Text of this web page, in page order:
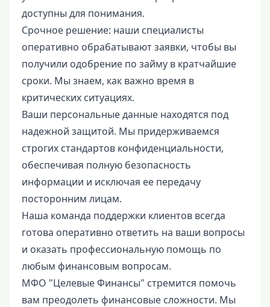
доступны для понимания.
Срочное решение: наши специалисты
оперативно обрабатывают заявки, чтобы вы
получили одобрение по займу в кратчайшие
сроки. Мы знаем, как важно время в
критических ситуациях.
Ваши персональные данные находятся под
надежной защитой. Мы придерживаемся
строгих стандартов конфиденциальности,
обеспечивая полную безопасность
информации и исключая ее передачу
посторонним лицам.
Наша команда поддержки клиентов всегда
готова оперативно ответить на ваши вопросы
и оказать профессиональную помощь по
любым финансовым вопросам.
МФО "Целевые Финансы" стремится помочь
вам преодолеть финансовые сложности. Мы